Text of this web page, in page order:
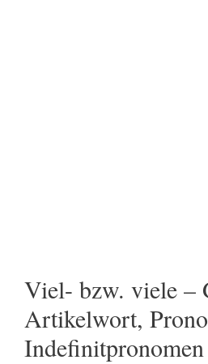
Viel- bzw. viele –
Artikelwort,
Indefinitpronomen